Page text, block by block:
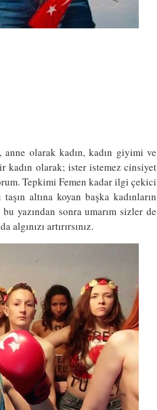
anne olarak kadın, kadın giyimi ve
kadın olarak; ister istemez cinsiyet
Tepkimi Femen kadar ilgi çekici
altına koyan başka kadınların
yazından sonra umarım sizler de
artırırsınız.